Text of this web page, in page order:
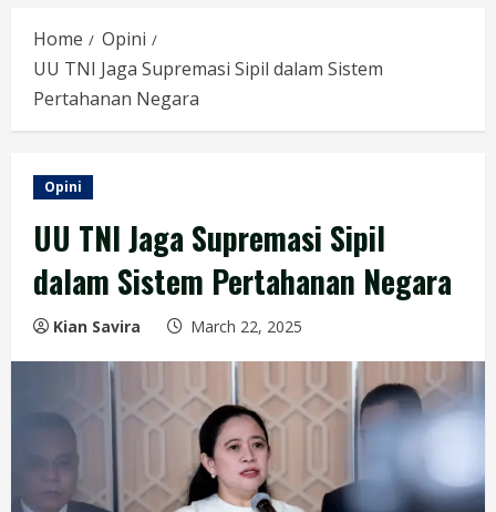
Home
Opini
UU TNI Jaga Supremasi Sipil dalam Sistem
Pertahanan Negara
Opini
UU TNI Jaga Supremasi Sipil
dalam Sistem Pertahanan Negara
Kian Savira March 22, 2025